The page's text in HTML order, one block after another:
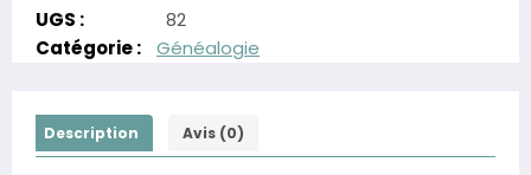
UGS :
82
Catégorie :
Généalogie
Description Avis (0)